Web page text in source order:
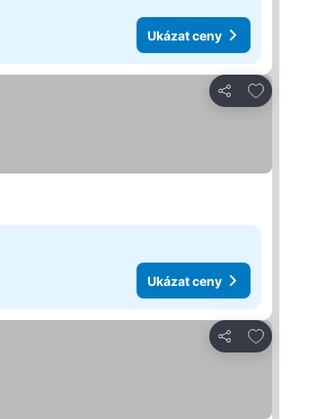
Ukázat ceny
Sdílet
Přidat na
Ukázat ceny
Sdílet
Přidat na